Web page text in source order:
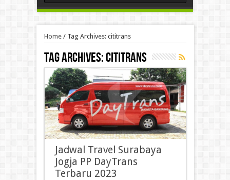
Home/ Tag Archives: cititrans
Tag Archives:cititrans
Jadwal Travel Surabaya
Jogja PP DayTrans
Terbaru 2023